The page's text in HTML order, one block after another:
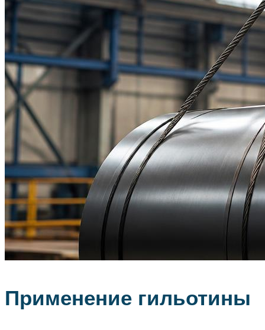
Применение гильотины